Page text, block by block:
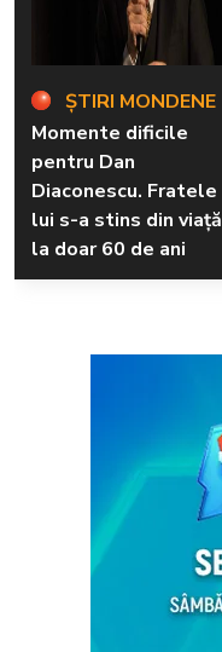
ȘTIRI MONDENE
Momente dificile
pentru Dan
Diaconescu. Fratele
lui s-a stins din viață
la doar 60 de ani